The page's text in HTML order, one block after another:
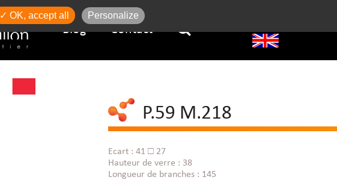
Blog Contact
P.59 M.218
Ecart : 41 □ 27
Hauteur de verre : 38
Longueur de branches : 145
✓ OK, accept all Personalize